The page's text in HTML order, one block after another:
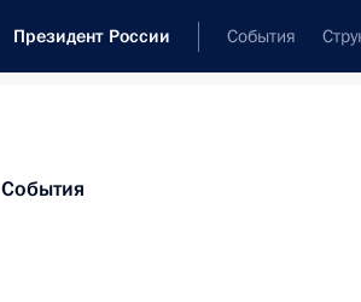
Президент России События
События